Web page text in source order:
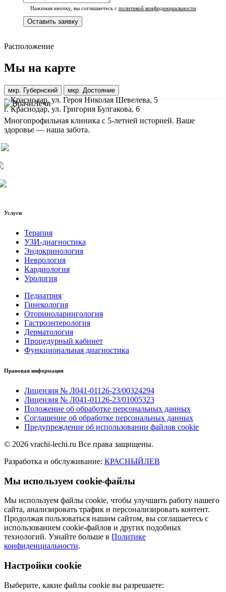
Нажимая кнопку, вы соглашаетесь с политикой конфиденциальности
Оставить заявку
Расположение
Мы на карте
мкр. Губернский мкр. Достояние
г. Краснодар, ул. Героя Николая Шевелева, 5
г. Краснодар, ул. Григория Булгакова, 6
Многопрофильная клиника с 5-летней историей. Ваше
здоровье — наша забота.
Услуги
Терапия
УЗИ-диагностика
Эндокринология
Неврология
Кардиология
Урология
Педиатрия
Гинекология
Оториноларингология
Гастроэнтерология
Дерматология
Процедурный кабинет
Функциональная диагностика
Правовая информация
Лицензия № Л041-01126-23/00324294
Лицензия № Л041-01126-23/01005323
Положение об обработке персональных данных
Соглашение об обработке персональных данных
Предупреждение об использовании файлов cookie
© 2026 vrachi-lechi.ru Все права защищены.
Разработка и обслуживание: КРАСНЫЙЛЕВ
Мы используем cookie-файлы
Мы используем файлы cookie, чтобы улучшить работу нашего
сайта, анализировать трафик и персонализировать контент.
Продолжая пользоваться нашим сайтом, вы соглашаетесь с
использованием cookie-файлов и других подобных
технологий. Узнайте больше в Политике
конфиденциальности.
Настройки cookie
Выберите, какие файлы cookie вы разрешаете: